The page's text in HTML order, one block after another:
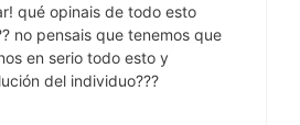
qué opinais de todo esto
no pensais que tenemos que
en serio todo esto y
del individuo???